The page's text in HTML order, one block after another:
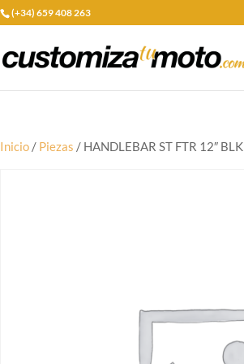
(+34) 659 408 263
Inicio / Piezas / HANDLEBAR ST FTR 12″ BLK